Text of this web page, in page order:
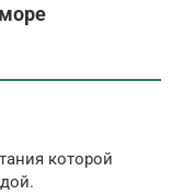
которой